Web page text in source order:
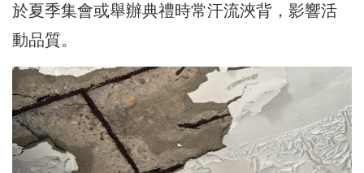
於夏季集會或舉辦典禮時常汗流浹背，影響活
動品質。